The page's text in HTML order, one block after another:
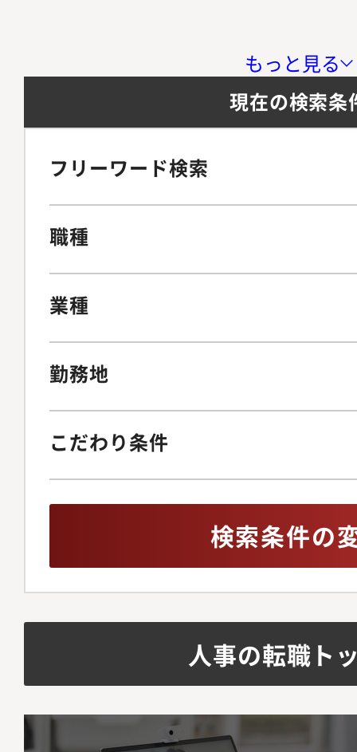
もっと見る
現在の検索条
フリーワード検索
職種
業種
勤務地
こだわり条件
検索条件の
人事の転職ト